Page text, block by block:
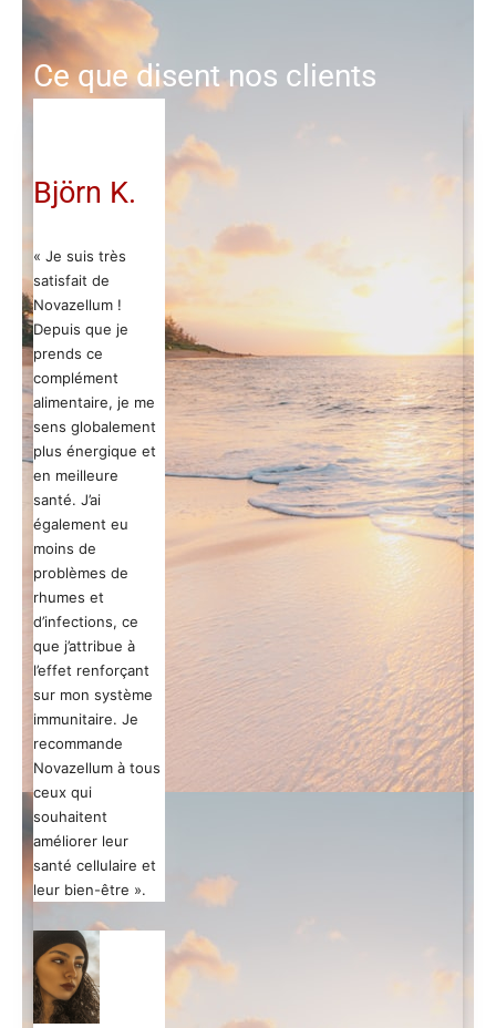
Ce que disent nos clients
Björn K.
« Je suis très
satisfait de
Novazellum !
Depuis que je
prends ce
complément
alimentaire, je me
sens globalement
plus énergique et
en meilleure
santé. J’ai
également eu
moins de
problèmes de
rhumes et
d’infections, ce
que j’attribue à
l’effet renforçant
sur mon système
immunitaire. Je
recommande
Novazellum à tous
ceux qui
souhaitent
améliorer leur
santé cellulaire et
leur bien-être ».